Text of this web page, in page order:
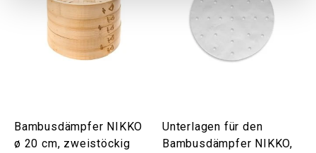
Bambusdämpfer NIKKO
ø 20 cm, zweistöckig
Unterlagen für den
Bambusdämpfer NIKKO,